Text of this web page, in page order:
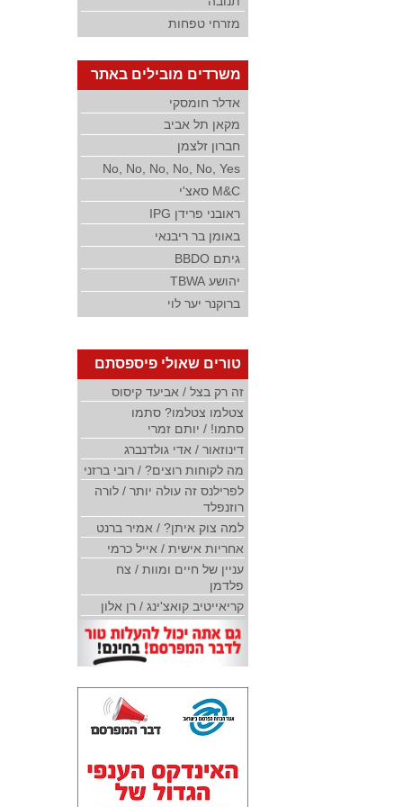
מזרחי טפחות
משרדים מובילים באתר
אדלר חומסקי
מקאן תל אביב
חברון זלצמן
No, No, No, No, No, Yes
M&C סאצ'י
ראובני פרידן IPG
באומן בר ריבנאי
גיתם BBDO
יהושע TBWA
ברוקנר יער לוי
טורים שאולי פיספסתם
זה רק בצל / אביעד קיסוס
צטלמו צטלמו? סתמו
סתמו! / יותם זמרי
דינוזאור / אדי גולדנברג
מה לקוחות רוצים? / רובי ברזני
לפרילנס זה עולה יותר / לורה
רוזנפלד
למה צוק איתן? / אמיר ברנט
אחריות אישית / אייל כרמי
עניין של חיים ומוות / צח
פלדמן
קריאייטיב קואצ'ינג / רן אלון